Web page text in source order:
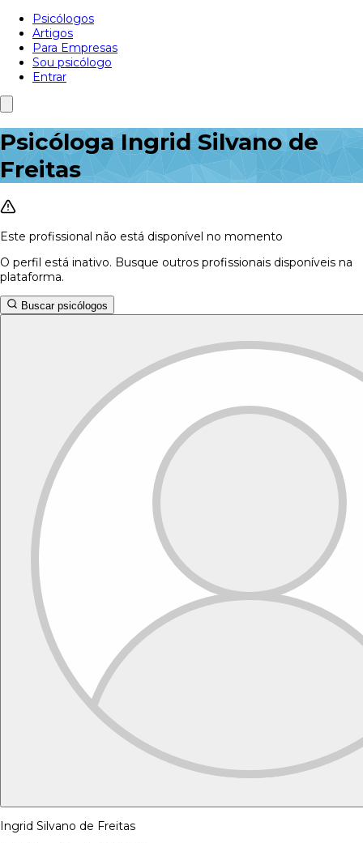
Psicólogos
Artigos
Para Empresas
Sou psicólogo
Entrar
Psicóloga Ingrid Silvano de
Freitas
Este profissional não está disponível no momento
O perfil está inativo. Busque outros profissionais disponíveis na
plataforma.
Buscar psicólogos
Ingrid Silvano de Freitas